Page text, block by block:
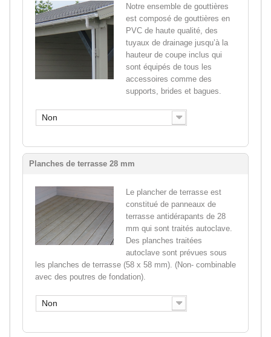
Notre ensemble de gouttières
est composé de gouttières en
PVC de haute qualité, des
tuyaux de drainage jusqu’à la
hauteur de coupe inclus qui
sont équipés de tous les
accessoires comme des
supports, brides et bagues.
Non
Planches de terrasse 28 mm
Le plancher de terrasse est
constitué de panneaux de
terrasse antidérapants de 28
mm qui sont traités autoclave.
Des planches traitées
autoclave sont prévues sous
les planches de terrasse (58 x 58 mm). (Non- combinable
avec des poutres de fondation).
Non